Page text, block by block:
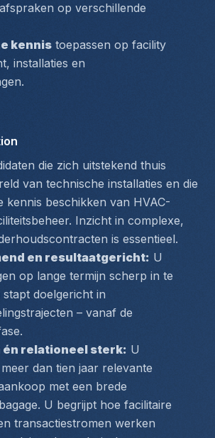
op verschillende
kennis toepassen op facility
installaties en
die zich uitstekend thuis
van technische installaties en die
kennis beschikken van HVAC-
Inzicht in complexe,
is essentieel.
en resultaatgericht: U
op lange termijn scherp in te
doelgericht in
– vanaf de
én relationeel sterk: U
dan tien jaar relevante
met een brede
U begrijpt hoe facilitaire
transactiestromen werken